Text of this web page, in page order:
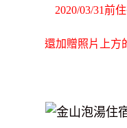
2020/03/31前
還加贈照片上方